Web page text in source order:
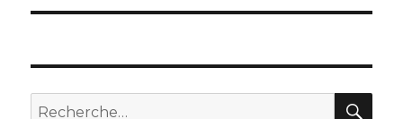
Recherche